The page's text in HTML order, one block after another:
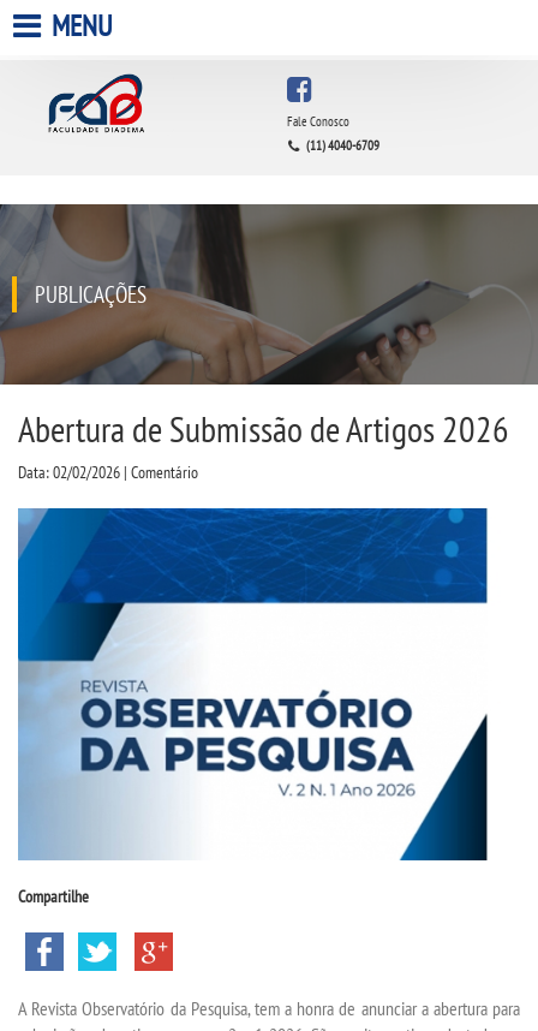
QUEM SOMOS
ESTÁGIOS
INFRAESTRUTURA
BIBLIOTECA
CPA
CPSA
CURSOS
TECNOLÓGICOS
VESTIBULAR
MENU
Fale Conosco
(11) 4040-6709
PUBLICAÇÕES
Abertura de Submissão de Artigos 2026
Data: 02/02/2026 | Comentário
Compartilhe
A Revista Observatório da Pesquisa, tem a honra de anunciar a abertura para